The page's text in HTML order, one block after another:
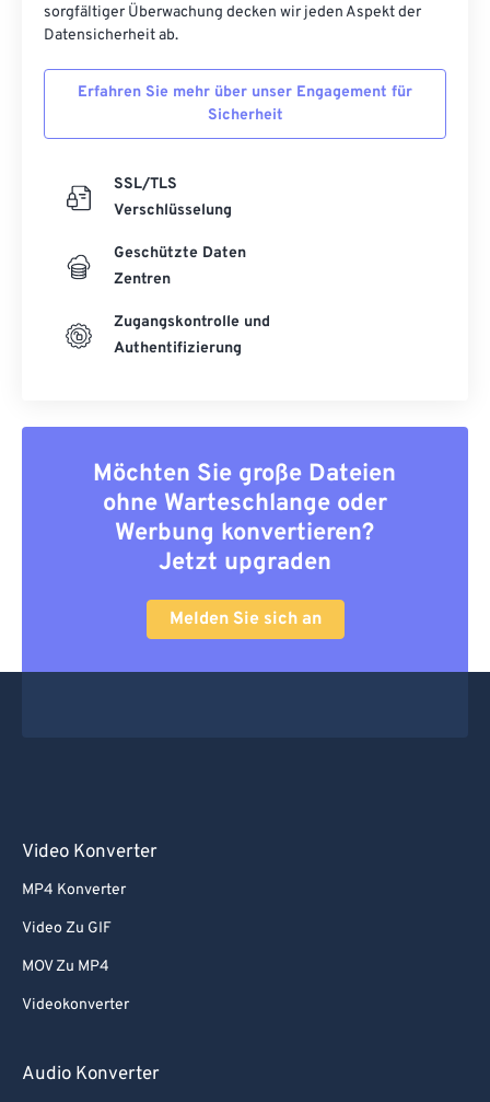
sorgfältiger Überwachung decken wir jeden Aspekt der
Datensicherheit ab.
Erfahren Sie mehr über unser Engagement für
Sicherheit
SSL/TLS
Verschlüsselung
Geschützte Daten
Zentren
Zugangskontrolle und
Authentifizierung
Möchten Sie große Dateien
ohne Warteschlange oder
Werbung konvertieren?
Jetzt upgraden
Melden Sie sich an
Video Konverter
MP4 Konverter
Video Zu GIF
MOV Zu MP4
Videokonverter
Audio Konverter